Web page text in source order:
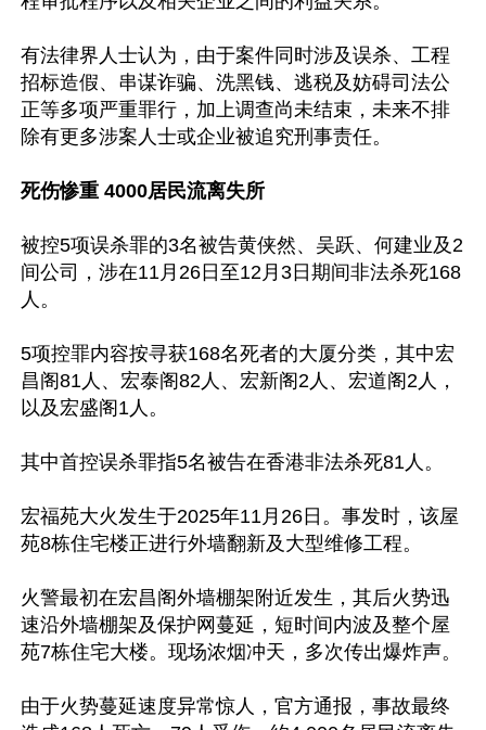
有法律界人士认为，由于案件同时涉及误杀、工程
招标造假、串谋诈骗、洗黑钱、逃税及妨碍司法公
正等多项严重罪行，加上调查尚未结束，未来不排
除有更多涉案人士或企业被追究刑事责任。
死伤惨重 4000居民流离失所
被控5项误杀罪的3名被告黄侠然、吴跃、何建业及2
间公司，涉在11月26日至12月3日期间非法杀死168
人。
5项控罪内容按寻获168名死者的大厦分类，其中宏
昌阁81人、宏泰阁82人、宏新阁2人、宏道阁2人，
以及宏盛阁1人。
其中首控误杀罪指5名被告在香港非法杀死81人。
宏福苑大火发生于2025年11月26日。事发时，该屋
苑8栋住宅楼正进行外墙翻新及大型维修工程。
火警最初在宏昌阁外墙棚架附近发生，其后火势迅
速沿外墙棚架及保护网蔓延，短时间内波及整个屋
苑7栋住宅大楼。现场浓烟冲天，多次传出爆炸声。
由于火势蔓延速度异常惊人，官方通报，事故最终